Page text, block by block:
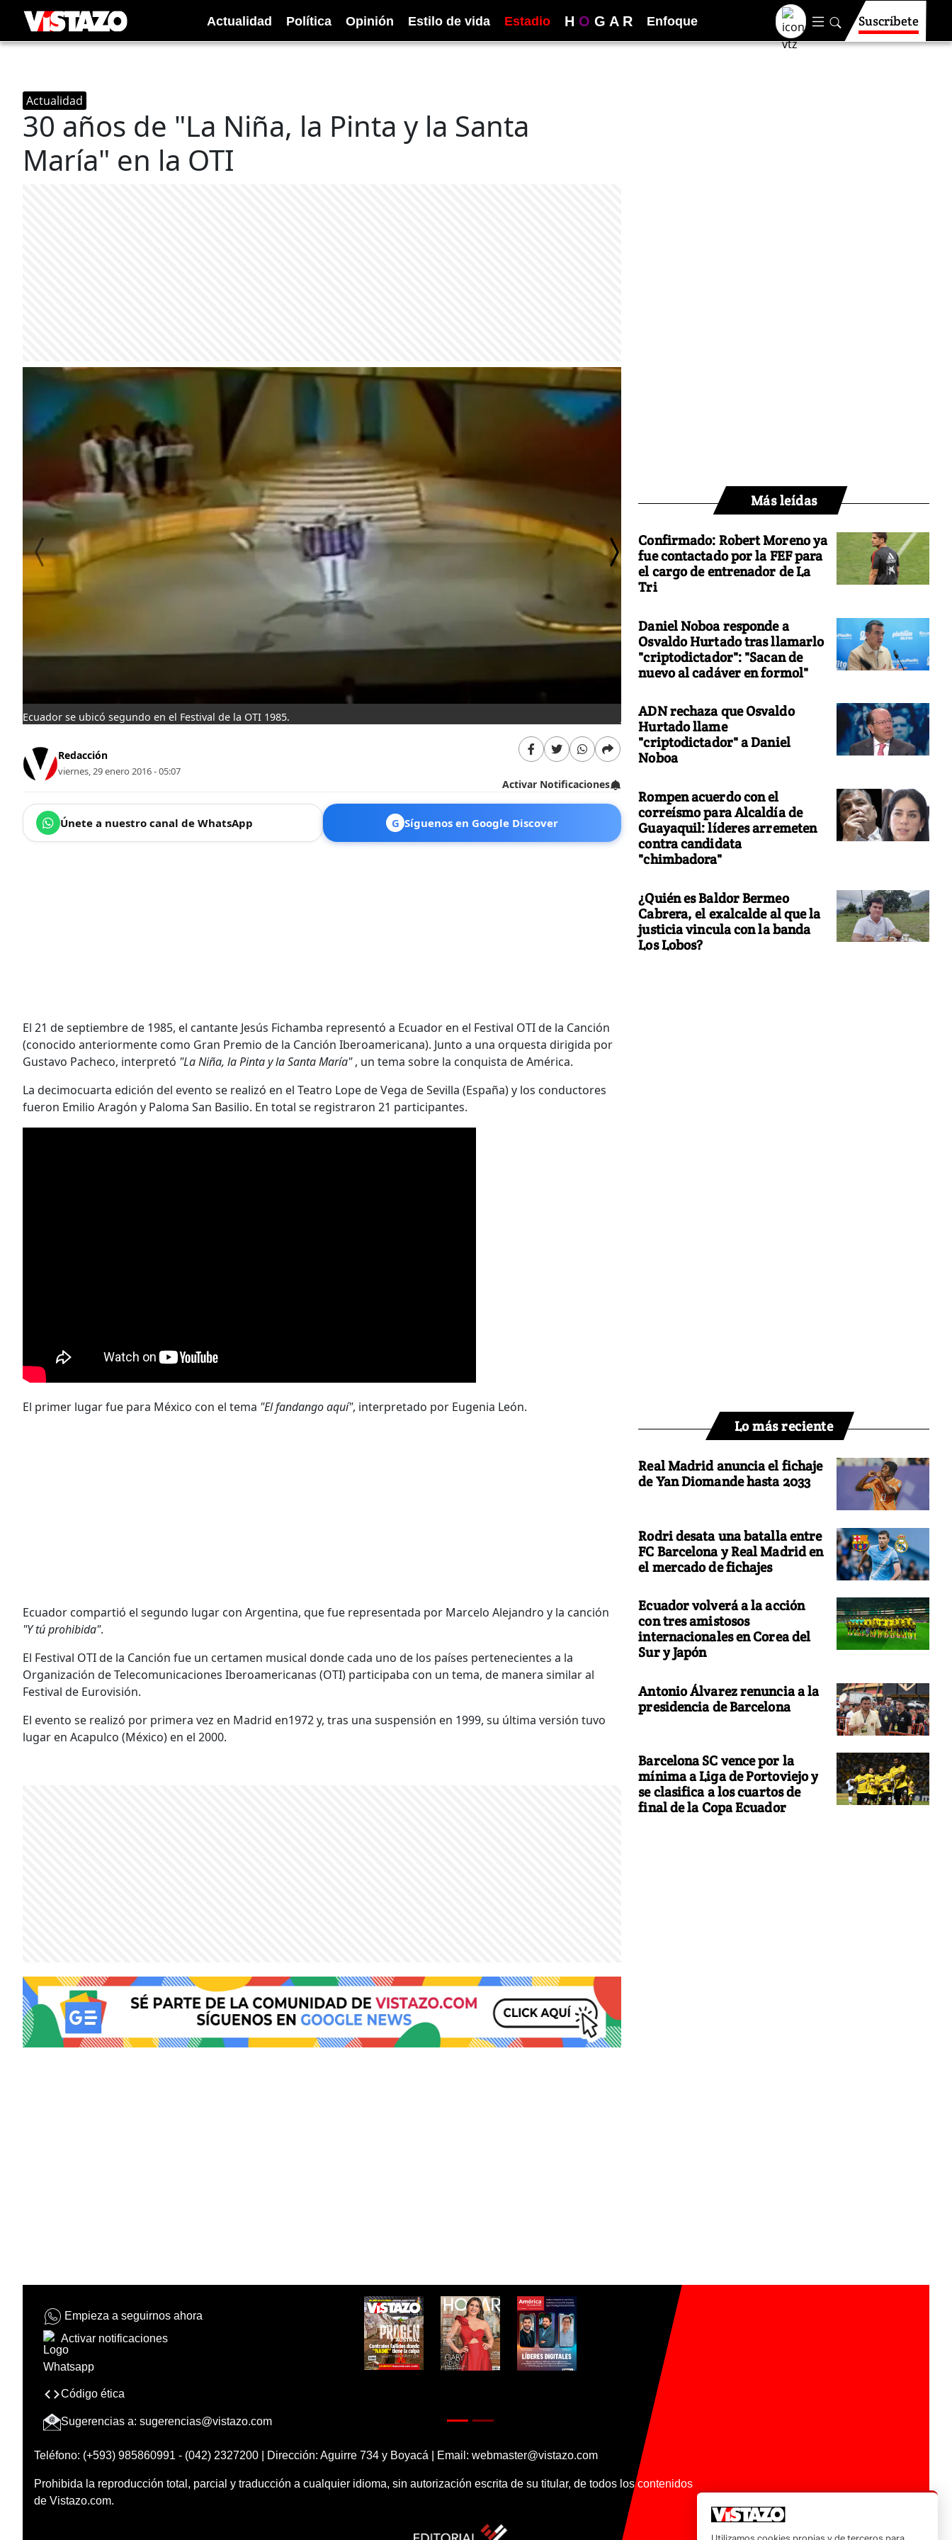
Actualidad Política Opinión Estilo de vida Estadio H O G A R Enfoque Suscríbete
Actualidad
30 años de "La Niña, la Pinta y la Santa
María" en la OTI
Ecuador se ubicó segundo en el Festival de la OTI 1985. Jesús Fichamba.
Redacción
viernes, 29 enero 2016 - 05:07
Activar Notificaciones
Únete a nuestro canal de WhatsApp G Síguenos en Google Discover
El 21 de septiembre de 1985, el cantante Jesús Fichamba representó a Ecuador en el Festival OTI de la Canción
(conocido anteriormente como Gran Premio de la Canción Iberoamericana). Junto a una orquesta dirigida por
Gustavo Pacheco, interpretó "La Niña, la Pinta y la Santa María", un tema sobre la conquista de América.
La decimocuarta edición del evento se realizó en el Teatro Lope de Vega de Sevilla (España) y los conductores
fueron Emilio Aragón y Paloma San Basilio. En total se registraron 21 participantes.
El primer lugar fue para México con el tema "El fandango aquí", interpretado por Eugenia León.
Ecuador compartió el segundo lugar con Argentina, que fue representada por Marcelo Alejandro y la canción
"Y tú prohibida".
El Festival OTI de la Canción fue un certamen musical donde cada uno de los países pertenecientes a la
Organización de Telecomunicaciones Iberoamericanas (OTI) participaba con un tema, de manera similar al
Festival de Eurovisión.
El evento se realizó por primera vez en Madrid en1972 y, tras una suspensión en 1999, su última versión tuvo
lugar en Acapulco (México) en el 2000.
Más leídas
Confirmado: Robert Moreno ya
fue contactado por la FEF para
el cargo de entrenador de La
Tri
Daniel Noboa responde a
Osvaldo Hurtado tras llamarlo
"criptodictador": "Sacan de
nuevo al cadáver en formol"
ADN rechaza que Osvaldo
Hurtado llame
"criptodictador" a Daniel
Noboa
Rompen acuerdo con el
correísmo para Alcaldía de
Guayaquil: líderes arremeten
contra candidata
"chimbadora"
¿Quién es Baldor Bermeo
Cabrera, el exalcalde al que la
justicia vincula con la banda
Los Lobos?
Lo más reciente
Real Madrid anuncia el fichaje
de Yan Diomande hasta 2033
Rodri desata una batalla entre
FC Barcelona y Real Madrid en
el mercado de fichajes
Ecuador volverá a la acción
con tres amistosos
internacionales en Corea del
Sur y Japón
Antonio Álvarez renuncia a la
presidencia de Barcelona
Barcelona SC vence por la
mínima a Liga de Portoviejo y
se clasifica a los cuartos de
final de la Copa Ecuador
Empieza a seguirnos ahora
Activar notificaciones
Código ética
Sugerencias a: sugerencias@vistazo.com
Teléfono: (+593) 985860991 - (042) 2327200 | Dirección: Aguirre 734 y Boyacá | Email: webmaster@vistazo.com
Prohibida la reproducción total, parcial y traducción a cualquier idioma, sin autorización escrita de su titular, de todos los contenidos
de Vistazo.com.